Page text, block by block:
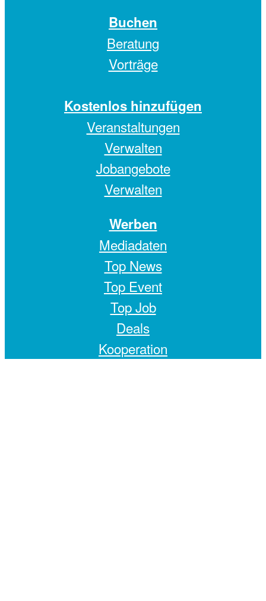
Buchen
Beratung
Vorträge
Kostenlos hinzufügen
Veranstaltungen
Verwalten
Jobangebote
Verwalten
Werben
Mediadaten
Top News
Top Event
Top Job
Deals
Kooperation